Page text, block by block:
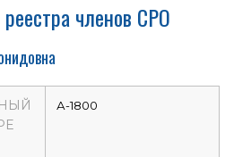
членов СРО
А-1800